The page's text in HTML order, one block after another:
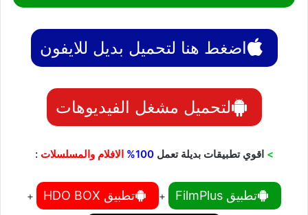
اضغط هنا لتحميل بديل للايفون
لتحميل مشغل الفيديوهات
> اقوي تطبيقات بديلة تعمل 100% الافلام والمسلسلات :
تطبيق FilmPlus + تطبيق HDO BOX +